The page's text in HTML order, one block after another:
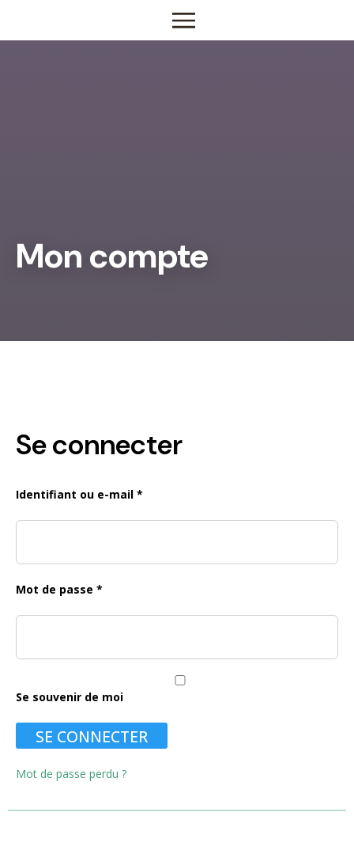
Mon compte
Se connecter
Identifiant ou e-mail *
Mot de passe *
Se souvenir de moi
SE CONNECTER
Mot de passe perdu ?